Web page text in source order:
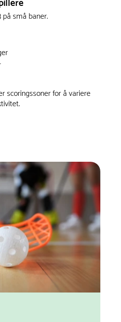
små baner.
scoringssoner for å variere